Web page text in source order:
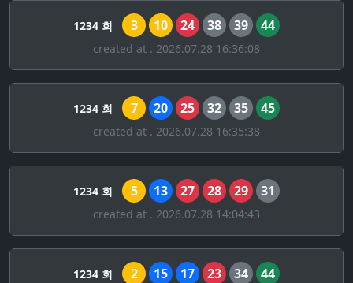
1234 회 3 10 24 38 39 44
created at . 2026.07.28 16:36:08
1234 회 7 20 25 32 35 45
created at . 2026.07.28 16:35:38
1234 회 5 13 27 28 29 31
created at . 2026.07.28 14:04:43
1234 회 2 15 17 23 34 44